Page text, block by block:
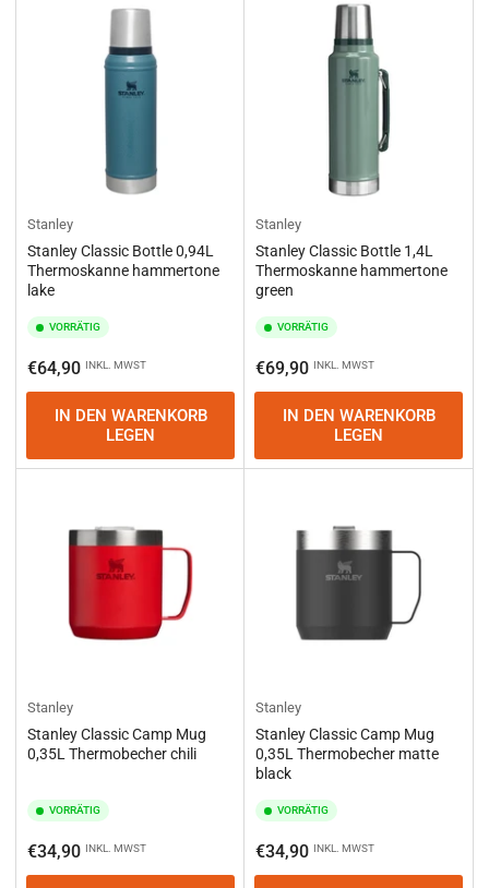
Stanley
Stanley Classic Bottle 0,94L
Thermoskanne hammertone
lake
VORRÄTIG
Normaler
Preis
€64,90 INKL. MWST
IN DEN WARENKORB
LEGEN
Stanley
Stanley Classic Bottle 1,4L
Thermoskanne hammertone
green
VORRÄTIG
Normaler
Preis
€69,90 INKL. MWST
IN DEN WARENKORB
LEGEN
Stanley
Stanley Classic Camp Mug
0,35L Thermobecher chili
VORRÄTIG
Normaler
Preis
€34,90 INKL. MWST
Stanley
Stanley Classic Camp Mug
0,35L Thermobecher matte
black
VORRÄTIG
Normaler
Preis
€34,90 INKL. MWST